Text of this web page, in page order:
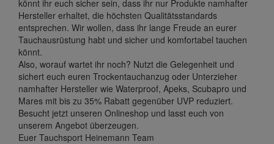
könnt ihr euch sicher sein, dass ihr nur Produkte namhafter
Hersteller erhaltet, die höchsten Qualitätsstandards
entsprechen. Wir wollen, dass ihr lange Freude an eurer
Tauchausrüstung habt und sicher und komfortabel tauchen
könnt.
Also, worauf wartet ihr noch? Nutzt die Gelegenheit und
sichert euch euren Trockentauchanzug oder Unterzieher
namhafter Hersteller wie Waterproof, Apeks, Scubapro und
Mares mit bis zu 35% Rabatt gegenüber UVP reduziert.
Besucht jetzt unseren Onlineshop und lasst euch von
unserem Angebot überzeugen.
Euer Tauchsport Heinemann Team